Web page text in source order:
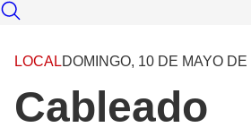
LOCALDOMINGO, 10 DE MAYO
Cableado